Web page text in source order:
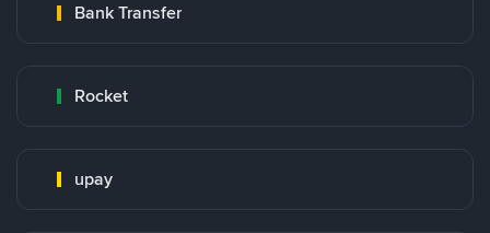
Bank Transfer
Rocket
upay